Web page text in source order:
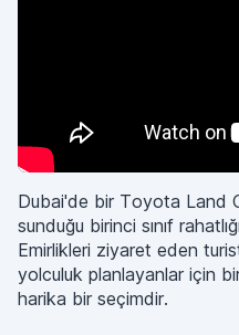
Dubai'de bir Toyota Land
sunduğu birinci sınıf
Emirlikleri ziyaret eden
yolculuk planlayanlar için
harika bir seçimdir.